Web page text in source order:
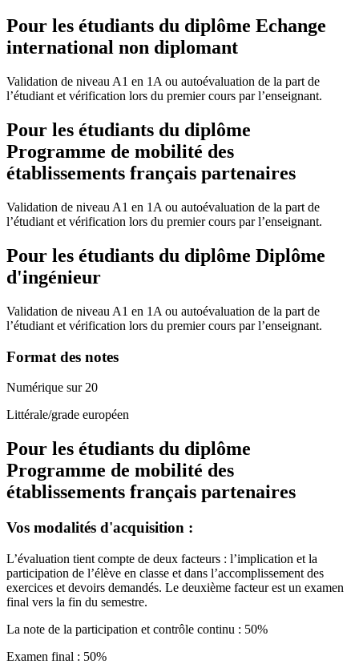
Pour les étudiants du diplôme Echange
international non diplomant
Validation de niveau A1 en 1A ou autoévaluation de la part de
l’étudiant et vérification lors du premier cours par l’enseignant.
Pour les étudiants du diplôme
Programme de mobilité des
établissements français partenaires
Validation de niveau A1 en 1A ou autoévaluation de la part de
l’étudiant et vérification lors du premier cours par l’enseignant.
Pour les étudiants du diplôme Diplôme
d'ingénieur
Validation de niveau A1 en 1A ou autoévaluation de la part de
l’étudiant et vérification lors du premier cours par l’enseignant.
Format des notes
Numérique sur 20
Littérale/grade européen
Pour les étudiants du diplôme
Programme de mobilité des
établissements français partenaires
Vos modalités d'acquisition :
L’évaluation tient compte de deux facteurs : l’implication et la
participation de l’élève en classe et dans l’accomplissement des
exercices et devoirs demandés. Le deuxième facteur est un examen
final vers la fin du semestre.
La note de la participation et contrôle continu : 50%
Examen final : 50%